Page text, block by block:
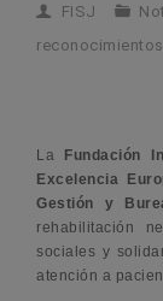
FISJ
reconocimientos
La Fundación
Excelencia
Gestión y
rehabilitación
sociales y
atención a